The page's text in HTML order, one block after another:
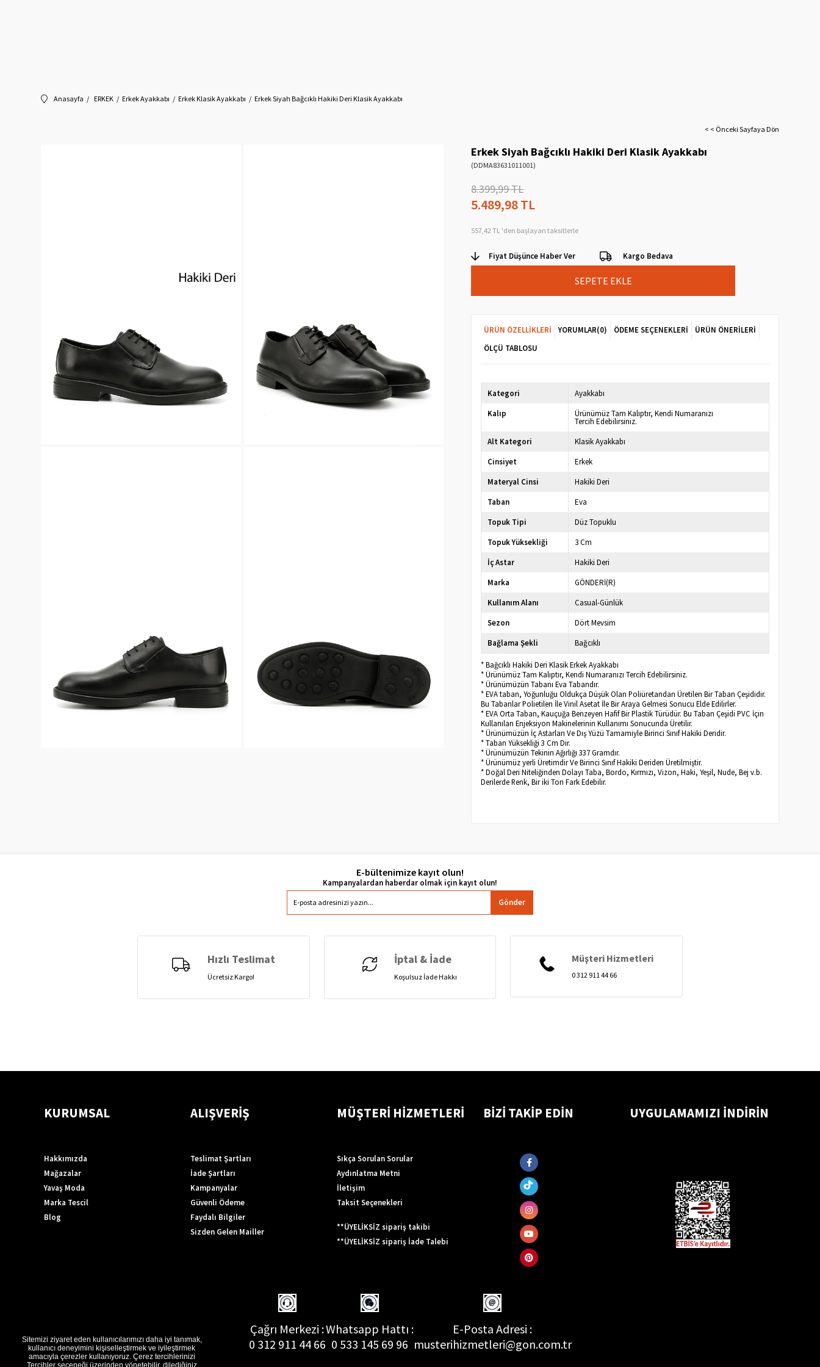
Anasayfa ERKEK Erkek Ayakkabı Erkek Klasik Ayakkabı Erkek Siyah Bağcıklı Hakiki Deri Klasik Ayakkabı
< < Önceki Sayfaya Dön
Erkek Siyah Bağcıklı Hakiki Deri Klasik Ayakkabı
(DDMA83631011001)
8.399,99 TL
5.489,98 TL
557,42 TL 'den başlayan taksitlerle
Fiyat Düşünce Haber Ver Kargo Bedava
ÜRÜN ÖZELLIKLERI YORUMLAR(0) ÖDEME SEÇENEKLERI
ÜRÜN ÖNERILERI
ÖLÇÜ TABLOSU
Kategori
Ayakkabı
Kalıp
Ürünümüz Tam Kalıptır, Kendi Numaranızı
Tercih Edebilirsiniz.
Alt Kategori
Klasik Ayakkabı
Cinsiyet
Erkek
Materyal Cinsi
Hakiki Deri
Taban
Eva
Topuk Tipi
Düz Topuklu
Topuk Yüksekliği
3 Cm
İç Astar
Hakiki Deri
Marka
GÖNDERİ(R)
Kullanım Alanı
Casual-Günlük
Sezon
Dört Mevsim
Bağlama Şekli
Bağcıklı
* Bağcıklı Hakiki Deri Klasik Erkek Ayakkabı
* Ürünümüz Tam Kalıptır, Kendi Numaranızı Tercih Edebilirsiniz.
* Ürünümüzün Tabanı Eva Tabandır.
* EVA taban, Yoğunluğu Oldukça Düşük Olan Poliüretandan Üretilen Bir Taban Çeşididir.
Bu Tabanlar Polietilen İle Vinil Asetat İle Bir Araya Gelmesi Sonucu Elde Edilirler.
* EVA Orta Taban, Kauçuğa Benzeyen Hafif Bir Plastik Türüdür. Bu Taban Çeşidi PVC İçin
Kullanılan Enjeksiyon Makinelerinin Kullanımı Sonucunda Üretilir.
* Ürünümüzün İç Astarları Ve Dış Yüzü Tamamiyle Birinci Sınıf Hakiki Deridir.
* Taban Yüksekliği 3 Cm Dir.
* Ürünümüzün Tekinin Ağırlığı 337 Gramdır.
* Ürünümüz yerli Üretimdir Ve Birinci Sınıf Hakiki Deriden Üretilmiştir.
* Doğal Deri Niteliğinden Dolayı Taba, Bordo, Kırmızı, Vizon, Haki, Yeşil, Nude, Bej v.b.
Derilerde Renk, Bir iki Ton Fark Edebilir.
E-bültenimize kayıt olun!
Gönder
Hızlı Teslimat
Ücretsiz Kargo!
İptal & İade
Koşulsuz İade Hakkı
Müşteri Hizmetleri
0 312 911 44 66
KURUMSAL
Hakkımızda
Mağazalar
Yavaş Moda
Marka Tescil
Blog
ALIŞVERİŞ
Teslimat Şartları
İade Şartları
Kampanyalar
Güvenli Ödeme
Faydalı Bilgiler
Sizden Gelen Mailler
MÜŞTERİ HİZMETLERİ
Sıkça Sorulan Sorular
Aydınlatma Metni
İletişim
Taksit Seçenekleri
**ÜYELİKSİZ sipariş takibi
**ÜYELİKSİZ sipariş İade Talebi
BİZİ TAKİP EDİN UYGULAMAMIZI İNDİRİN
Çağrı Merkezi :
0 312 911 44 66
Whatsapp Hattı :
0 533 145 69 96
E-Posta Adresi :
musterihizmetleri@gon.com.tr
Sitemizi ziyaret eden kullanıcılarımızı daha iyi tanımak,
kullanıcı deneyimini kişiselleştirmek ve iyileştirmek
amacıyla çerezler kullanıyoruz. Çerez tercihlerinizi
Tercihler seçeneği üzerinden yönetebilir, dilediğiniz